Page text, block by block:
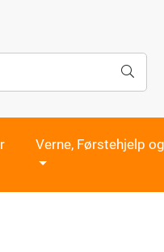
Verne, Førstehjelp